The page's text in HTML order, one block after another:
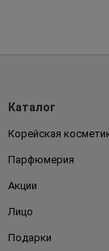
Каталог
Корейская
Парфюмерия
Акции
Лицо
Подарки